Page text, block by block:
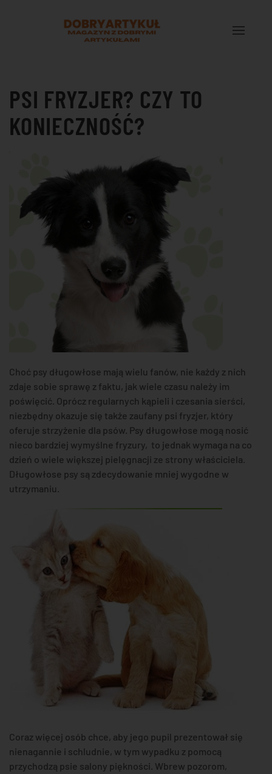
Przejdź do treści głównej
PSI FRYZJER? CZY TO
KONIECZNOŚĆ?
Choć psy długowłose mają wielu fanów, nie każdy z nich
zdaje sobie sprawę z faktu, jak wiele czasu należy im
poświęcić. Oprócz regularnych kąpieli i czesania sierści,
niezbędny okazuje się także zaufany psi fryzjer, który
oferuje strzyżenie dla psów. Psy długowłose mogą nosić
nieco bardziej wymyślne fryzury, to jednak wymaga na co
dzień o wiele większej pielęgnacji ze strony właściciela.
Długowłose psy są zdecydowanie mniej wygodne w
utrzymaniu.
Coraz więcej osób chce, aby jego pupil prezentował się
nienagannie i schludnie, w tym wypadku z pomocą
przychodzą psie salony piękności. Wbrew pozorom,